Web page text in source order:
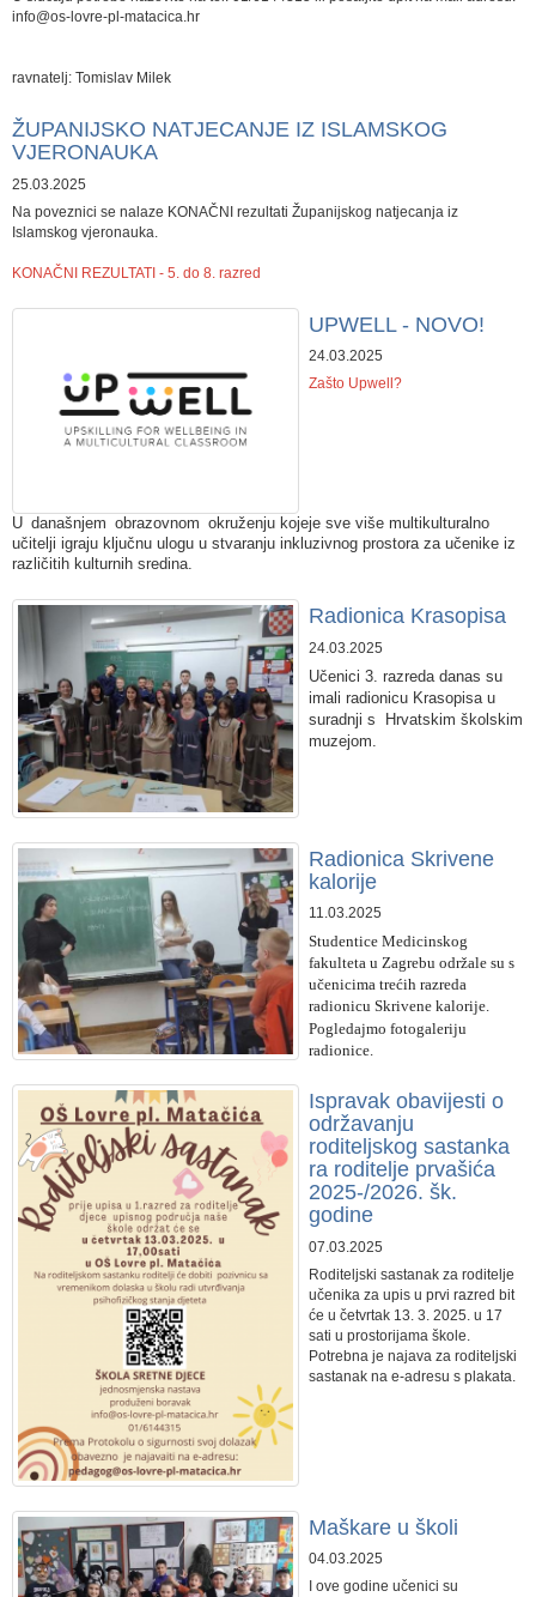
info@os-lovre-pl-matacica.hr
ravnatelj: Tomislav Milek
ŽUPANIJSKO NATJECANJE IZ ISLAMSKOG
VJERONAUKA
25.03.2025
Na poveznici se nalaze KONAČNI rezultati Županijskog natjecanja iz
Islamskog vjeronauka.
KONAČNI REZULTATI - 5. do 8. razred
UPWELL - NOVO!
24.03.2025
Zašto Upwell?
U današnjem obrazovnom okruženju kojeje sve više multikulturalno
učitelji igraju ključnu ulogu u stvaranju inkluzivnog prostora za učenike iz
različitih kulturnih sredina.
Radionica Krasopisa
24.03.2025
Učenici 3. razreda danas su
imali radionicu Krasopisa u
suradnji s
Hrvatskim školskim
muzejom.
Radionica Skrivene
kalorije
11.03.2025
Studentice Medicinskog
fakulteta u Zagrebu održale su s
učenicima trećih razreda
radionicu Skrivene kalorije.
Pogledajmo fotogaleriju
radionice.
Ispravak obavijesti o
održavanju
roditeljskog sastanka
ra roditelje prvašića
2025-/2026. šk.
godine
07.03.2025
Roditeljski sastanak za roditelje
učenika za upis u prvi razred bit
će u četvrtak 13. 3. 2025. u 17
sati u prostorijama škole.
Potrebna je najava za roditeljski
sastanak na e-adresu s plakata.
Maškare u školi
04.03.2025
I ove godine učenici su